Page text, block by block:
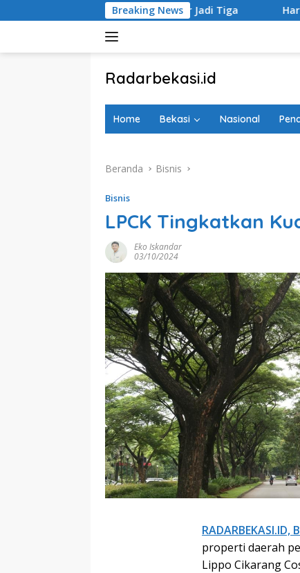
ke
Breaking NewsHarga Emas Antam, UBS,
Radarbekasi.id
Bekasi
Home Bekasi Nasional
Beranda Bisnis
Bisnis
LPCK Tingkatkan
Eko Iskandar
03/10/2024
RADARBEKASI.ID,
properti daerah
Lippo Cikarang